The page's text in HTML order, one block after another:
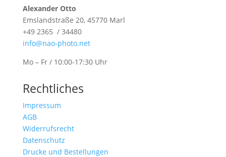
Alexander Otto
Emslandstraße 20, 45770 Marl
+49 2365 / 34480
info@nao-photo.net
Mo – Fr / 10:00-17:30 Uhr
Rechtliches
Impressum
AGB
Widerrufsrecht
Datenschutz
Drucke und Bestellungen